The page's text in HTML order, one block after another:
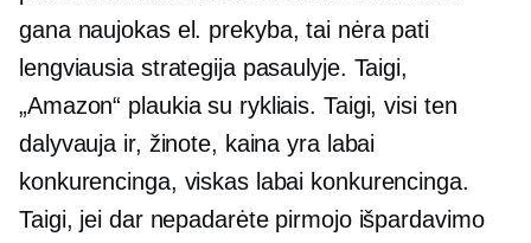
gana naujokas el. prekyba, tai nėra pati
lengviausia strategija pasaulyje. Taigi,
„Amazon“ plaukia su rykliais. Taigi, visi ten
dalyvauja ir, žinote, kaina yra labai
konkurencinga, viskas labai konkurencinga.
Taigi, jei dar nepadarėte pirmojo išpardavimo